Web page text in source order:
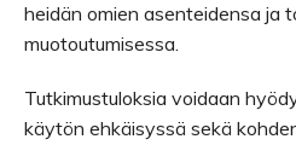
heidän omien asenteidensa ja
muotoutumisessa.
Tutkimustuloksia voidaan
käytön ehkäisyssä sekä